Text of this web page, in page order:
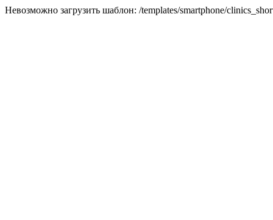
Невозможно загрузить шаблон: /templates/smartphone/